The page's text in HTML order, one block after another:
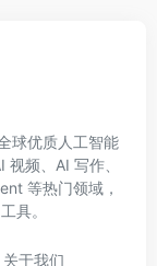
球优质人工智能
频、AI 写作、
等热门领域，
具。
关于我们